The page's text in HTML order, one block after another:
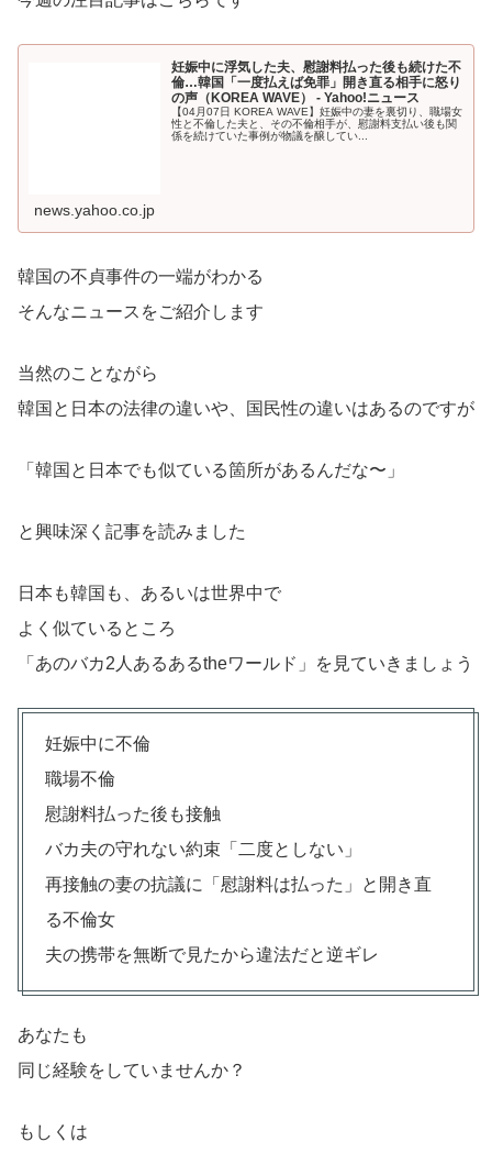
妊娠中に浮気した夫、慰謝料払った後も続けた不
倫…韓国「一度払えば免罪」開き直る相手に怒り
の声（KOREA WAVE） - Yahoo!ニュース
【04月07日 KOREA WAVE】妊娠中の妻を裏切り、職場女
性と不倫した夫と、その不倫相手が、慰謝料支払い後も関
係を続けていた事例が物議を醸してい...
news.yahoo.co.jp
韓国の不貞事件の一端がわかる
そんなニュースをご紹介します
当然のことながら
韓国と日本の法律の違いや、国民性の違いはあるのですが
「韓国と日本でも似ている箇所があるんだな〜」
と興味深く記事を読みました
日本も韓国も、あるいは世界中で
よく似ているところ
「あのバカ2人あるあるtheワールド」を見ていきましょう
妊娠中に不倫
職場不倫
慰謝料払った後も接触
バカ夫の守れない約束「二度としない」
再接触の妻の抗議に「慰謝料は払った」と開き直
る不倫女
夫の携帯を無断で見たから違法だと逆ギレ
あなたも
同じ経験をしていませんか？
もしくは